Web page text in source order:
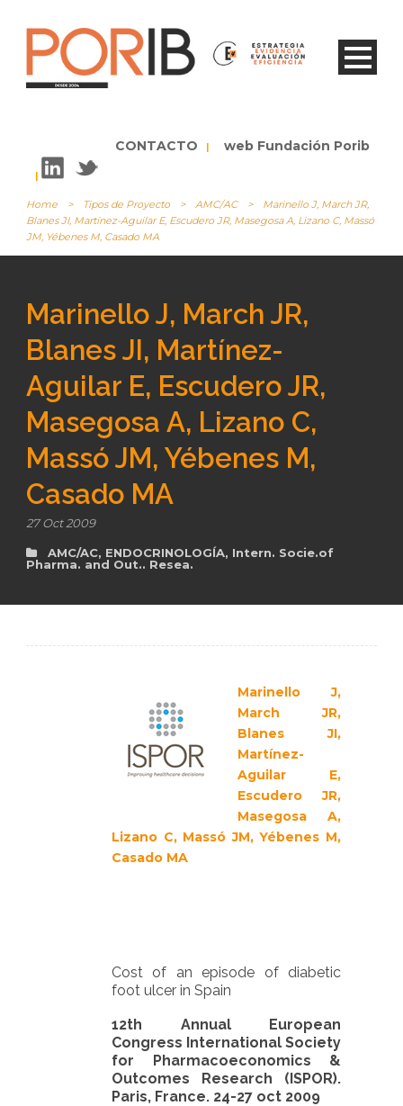
es
CONTACTO | web Fundación Porib
|
Home > Tipos de Proyecto > AMC/AC >
Marinello J, March JR,
Blanes JI, Martínez-Aguilar E, Escudero JR, Masegosa A, Lizano C, Massó
JM, Yébenes M, Casado MA
Marinello J, March JR,
Blanes JI, Martínez-
Aguilar E, Escudero JR,
Masegosa A, Lizano C,
Massó JM, Yébenes M,
Casado MA
27 Oct 2009
AMC/AC, ENDOCRINOLOGÍA, Intern. Socie.of
Pharma. and Out.. Resea.
Marinello J,
March JR,
Blanes JI,
Martínez-
Aguilar E,
Escudero JR,
Masegosa A,
Lizano C, Massó JM, Yébenes M,
Casado MA
Cost of an episode of diabetic
foot ulcer in Spain
12th Annual European
Congress International Society
for Pharmacoeconomics &
Outcomes Research (ISPOR).
Paris, France. 24-27 oct 2009